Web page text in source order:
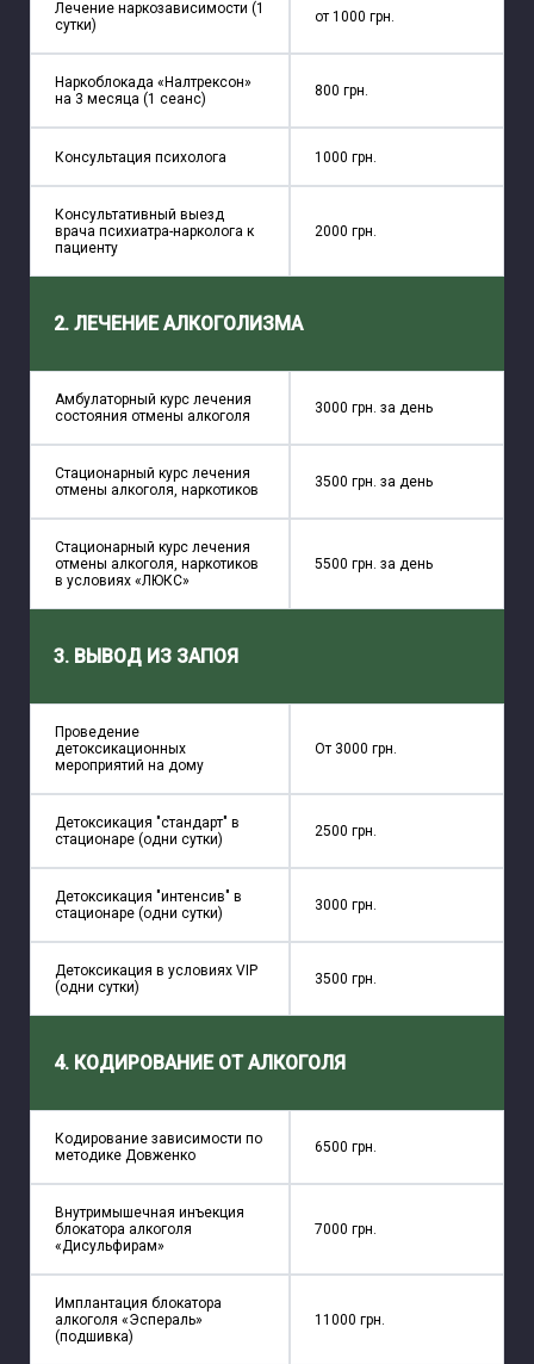
Лечение наркозависимости (1
сутки)
от 1000 грн.
Наркоблокада «Налтрексон»
на 3 месяца (1 сеанс)
800 грн.
Консультация психолога 1000 грн.
Консультативный выезд
врача психиатра-нарколога к
пациенту
2000 грн.
2. ЛЕЧЕНИЕ АЛКОГОЛИЗМА
Амбулаторный курс лечения
состояния отмены алкоголя
3000 грн. за день
Стационарный курс лечения
отмены алкоголя, наркотиков
3500 грн. за день
Стационарный курс лечения
отмены алкоголя, наркотиков
в условиях «ЛЮКС»
5500 грн. за день
3. ВЫВОД ИЗ ЗАПОЯ
Проведение
детоксикационных
мероприятий на дому
От 3000 грн.
Детоксикация "стандарт" в
стационаре (одни сутки)
2500 грн.
Детоксикация "интенсив" в
стационаре (одни сутки)
3000 грн.
Детоксикация в условиях VIP
(одни сутки)
3500 грн.
4. КОДИРОВАНИЕ ОТ АЛКОГОЛЯ
Кодирование зависимости по
методике Довженко
6500 грн.
Внутримышечная инъекция
блокатора алкоголя
«Дисульфирам»
7000 грн.
Имплантация блокатора
алкоголя «Эспераль»
(подшивка)
11000 грн.